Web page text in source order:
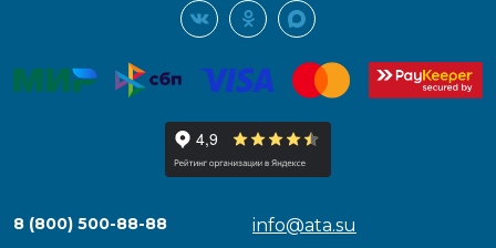
8 (800) 500-88-88 info@ata.su